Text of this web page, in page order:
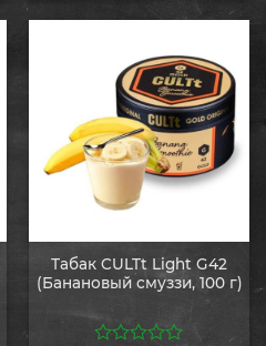
Табак CULTt Light G42
(Банановый смуззи, 100 г)